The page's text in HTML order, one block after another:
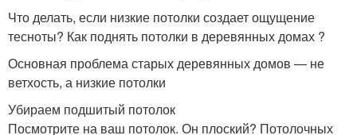
Что делать, если низкие потолки создает ощущение
тесноты? Как поднять потолки в деревянных домах ?
Основная проблема старых деревянных домов — не
ветхость, а низкие потолки
Убираем подшитый потолок
Посмотрите на ваш потолок. Он плоский? Потолочных